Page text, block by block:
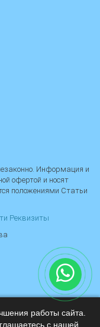
Информация и
офертой и носят
положениями Статьи
Реквизиты
работы сайта.
с нашей